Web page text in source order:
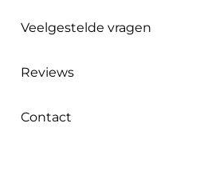
Veelgestelde vragen
Reviews
Contact